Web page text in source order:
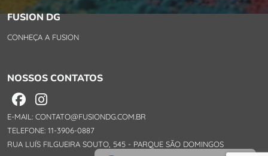
FUSION DG
CONHEÇA A FUSION
NOSSOS CONTATOS
E-MAIL: CONTATO@FUSIONDG.COM.BR
TELEFONE: 11-3906-0887
RUA LUÍS FILGUEIRA SOUTO, 545 - PARQUE SÃO DOMINGOS